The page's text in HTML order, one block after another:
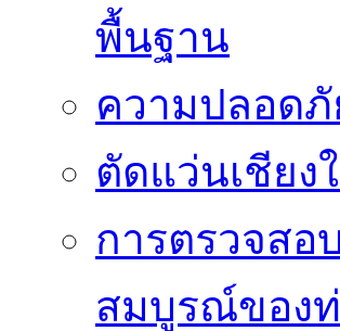
พื้นฐาน
ความปลอดภั
ตัดแว่นเชียง
การตรวจสอ
สมบูรณ์ของ